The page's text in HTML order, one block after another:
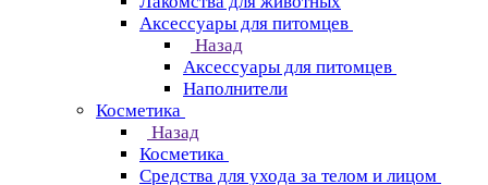
Аксессуары для питомцев
Назад
Аксессуары для питомцев
Наполнители
Косметика
Назад
Косметика
Средства для ухода за телом и лицом